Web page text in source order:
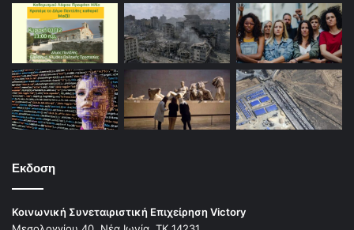
Εκδοση
Κοινωνική Συνεταιριστική Επιχείρηση Victory